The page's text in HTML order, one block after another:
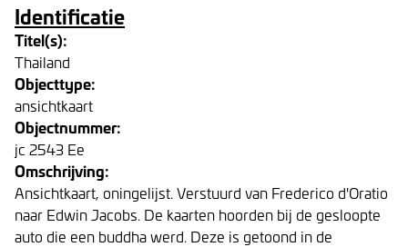
Identificatie
Titel(s):
Thailand
Objecttype:
ansichtkaart
Objectnummer:
jc 2543 Ee
Omschrijving:
Ansichtkaart, oningelijst. Verstuurd van Frederico d'Oratio
naar Edwin Jacobs. De kaarten hoorden bij de gesloopte
auto die een buddha werd. Deze is getoond in de